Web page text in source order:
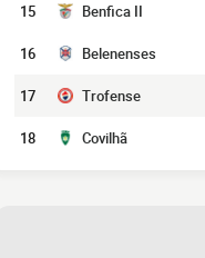
15 Benfica II
16 Belenenses
17 Trofense
18 Covilhã